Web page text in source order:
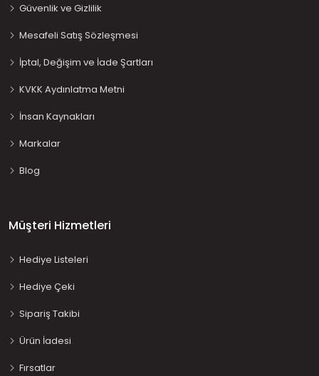
Güvenlik ve Gizlilik
Mesafeli Satış Sözleşmesi
İptal, Değişim ve İade Şartları
KVKK Aydınlatma Metni
İnsan Kaynakları
Markalar
Blog
Müşteri Hizmetleri
Hediye Listeleri
Hediye Çeki
Sipariş Takibi
Ürün İadesi
Fırsatlar